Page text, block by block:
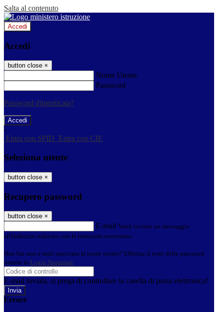
Salta al contenuto
Accedi
Accedi
button close ×
Nome Utente
Password
Password dimenticata?
-
Entra con SPID Entra con CIE
Seleziona utente
button close ×
Recupero password
button close ×
E-mail Verrà inviato un messaggio
all'indirizzo indicato con le istruzioni necessarie.
Non hai una e-mail associata al nome utente? Effettua il reset della password
tramite la Login Spaggiari
E-mail inviata, si prega di controllare la casella di posta elettronica!
Errore